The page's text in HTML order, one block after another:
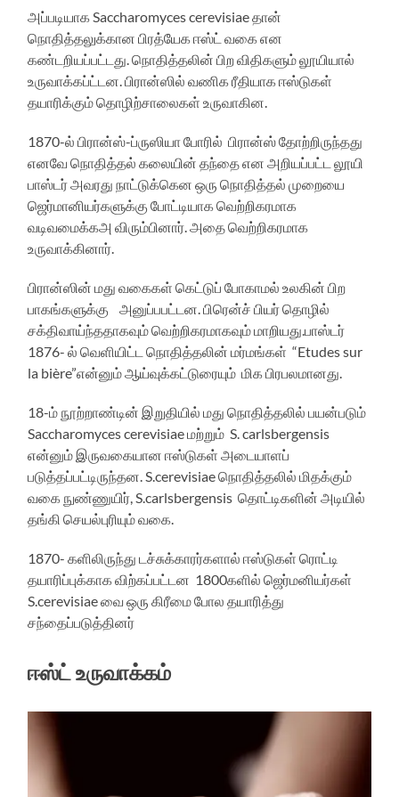
அப்படியாக Saccharomyces cerevisiae தான்
நொதித்தலுக்கான பிரத்யேக ஈஸ்ட் வகை என
கண்டறியப்பட்டது. நொதித்தலின் பிற விதிகளும் லூயியால்
உருவாக்கப்ட்டன. பிரான்ஸில் வணிக ரீதியாக ஈஸ்டுகள்
தயாரிக்கும் தொழிற்சாலைகள் உருவாகின.
1870-ல் பிரான்ஸ்-ப்ருஸியா போரில் பிரான்ஸ் தோற்றிருந்தது
எனவே நொதித்தல் கலையின் தந்தை என அறியப்பட்ட லூயி
பாஸ்டர் அவரது நாட்டுக்கென ஒரு நொதித்தல் முறையை
ஜெர்மானியர்களுக்கு போட்டியாக வெற்றிகரமாக
வடிவமைக்கஅ விரும்பினார். அதை வெற்றிகரமாக
உருவாக்கினார்.
பிரான்ஸின் மது வகைகள் கெட்டுப் போகாமல் உலகின் பிற
பாகங்களுக்கு அனுப்பபட்டன. பிரென்ச் பியர் தொழில்
சக்திவாய்ந்ததாகவும் வெற்றிகரமாகவும் மாறியது.பாஸ்டர்
1876- ல் வெளியிட்ட நொதித்தலின் மர்மங்கள் “Etudes sur
la bière”என்னும் ஆய்வுக்கட்டுரையும் மிக பிரபலமானது.
18-ம் நூற்றாண்டின் இறுதியில் மது நொதித்தலில் பயன்படும்
Saccharomyces cerevisiae மற்றும் S. carlsbergensis
என்னும் இருவகையான ஈஸ்டுகள் அடையாளப்
படுத்தப்பட்டிருந்தன. S.cerevisiae நொதித்தலில் மிதக்கும்
வகை நுண்ணுயிர், S.carlsbergensis தொட்டிகளின் அடியில்
தங்கி செயல்புரியும் வகை.
1870- களிலிருந்து டச்சுக்காரர்களால் ஈஸ்டுகள் ரொட்டி
தயாரிப்புக்காக விற்கப்பட்டன 1800களில் ஜெர்மனியர்கள்
S.cerevisiae வை ஒரு கிரீமை போல தயாரித்து
சந்தைப்படுத்தினர்
ஈஸ்ட் உருவாக்கம்